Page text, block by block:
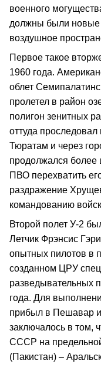
военного
должны были новые
воздушное
Первое такое
1960 года.
облет
пролетел в район
полигон зенитных
оттуда проследовал
Тюратам и через
продолжался более
ПВО перехватить
раздражение
командованию
Второй полет У-2
Летчик Фрэнсис
опытных пилотов в
созданном ЦРУ
разведывательных
года. Для
прибыл в Пешавар
заключалось в том,
СССР на
(Пакистан) –